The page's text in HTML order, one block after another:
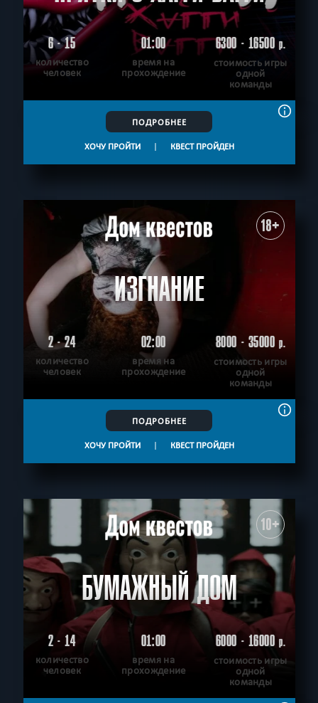
6 - 15
количество
человек
01:00
время на
прохождение
6300 - 16500р.
стоимость игры
одной
команды
ПОДРОБНЕЕ
ХОЧУ ПРОЙТИ | КВЕСТ ПРОЙДЕН
18+
ИЗГНАНИЕ
2 - 24
количество
человек
02:00
время на
прохождение
8000 - 35000р.
стоимость игры
одной
команды
ПОДРОБНЕЕ
ХОЧУ ПРОЙТИ | КВЕСТ ПРОЙДЕН
10+
БУМАЖНЫЙ ДОМ
2 - 14
количество
человек
01:00
время на
прохождение
6000 - 16000р.
стоимость игры
одной
команды